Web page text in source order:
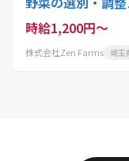
時給1,200円～
株式会社Zen Farms 埼玉